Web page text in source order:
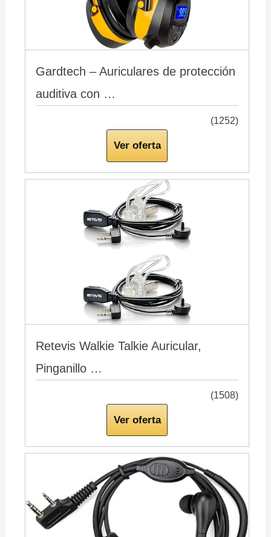
Gardtech – Auriculares de protección
auditiva con …
(1252)
Ver oferta
Retevis Walkie Talkie Auricular,
Pinganillo …
(1508)
Ver oferta